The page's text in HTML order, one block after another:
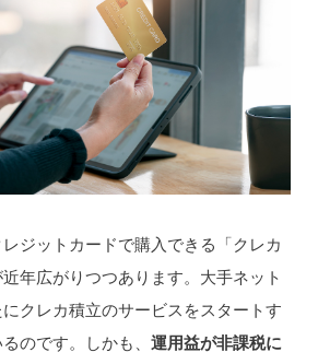
ジットカードで購入できる「クレカ
年広がりつつあります。大手ネット
クレカ積立のサービスをスタートす
のです。しかも、 運用益が非課税に